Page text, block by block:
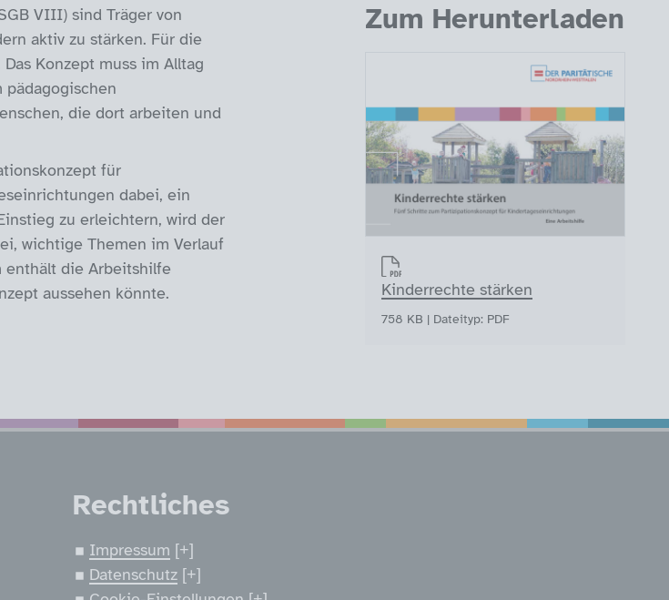
VIII) sind Träger von
aktiv zu stärken. Für die
Konzept muss im Alltag
pädagogischen
die dort arbeiten und
für
dabei, ein
zu erleichtern, wird der
wichtige Themen im Verlauf
enthält die Arbeitshilfe
aussehen könnte.
Zum Herunterladen
Kinderrechte stärken
758 KB | Dateityp: PDF
Rechtliches
Impressum
Datenschutz